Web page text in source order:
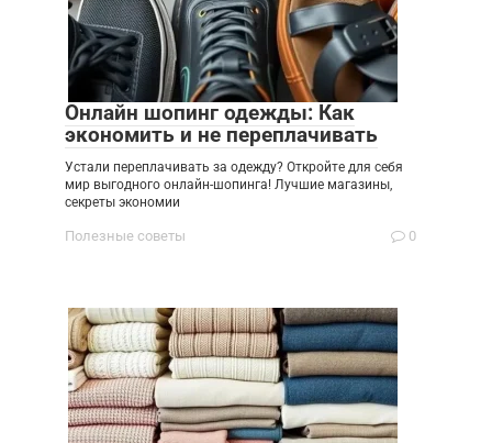
Онлайн шопинг одежды: Как
экономить и не переплачивать
Устали переплачивать за одежду? Откройте для себя
мир выгодного онлайн-шопинга! Лучшие магазины,
секреты экономии
Полезные советы 0